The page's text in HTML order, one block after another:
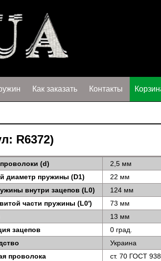
Как заказать Контакты
R6372)
(d)
2,5 мм
диаметр пружины (D1)
22 мм
внутри зацепов (L0)
124 мм
части пружины (L0')
73 мм
13 мм
зацепов
0 град.
Украина
проволока
ст. 70 ГОСТ